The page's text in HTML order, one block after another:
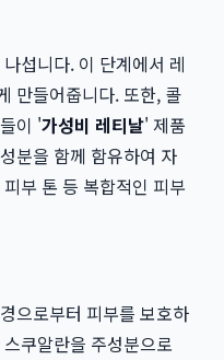
섭니다. 이 단계에서 레
만들어줍니다. 또한, 콜
이 '가성비 레티날' 제품
분을 함께 함유하여 자
부 톤 등 복합적인 피부
으로부터 피부를 보호하
쿠알란을 주성분으로